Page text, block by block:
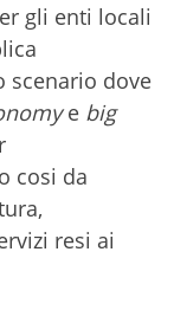
gli enti locali
scenario dove
e big
cosi da
resi ai